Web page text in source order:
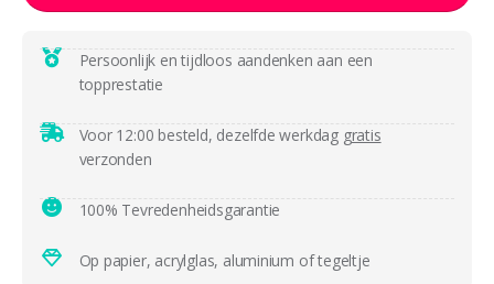
Persoonlijk en tijdloos aandenken aan een
topprestatie
Voor 12:00 besteld, dezelfde werkdag gratis
verzonden
100% Tevredenheidsgarantie
Op papier, acrylglas, aluminium of tegeltje